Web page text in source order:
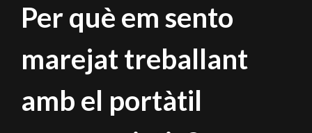
Per què em sento
marejat treballant
amb el portàtil